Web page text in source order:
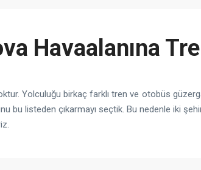
Havaalanına
Yolculuğu birkaç farklı tren ve otobüs
bu listeden çıkarmayı seçtik. Bu nedenle iki